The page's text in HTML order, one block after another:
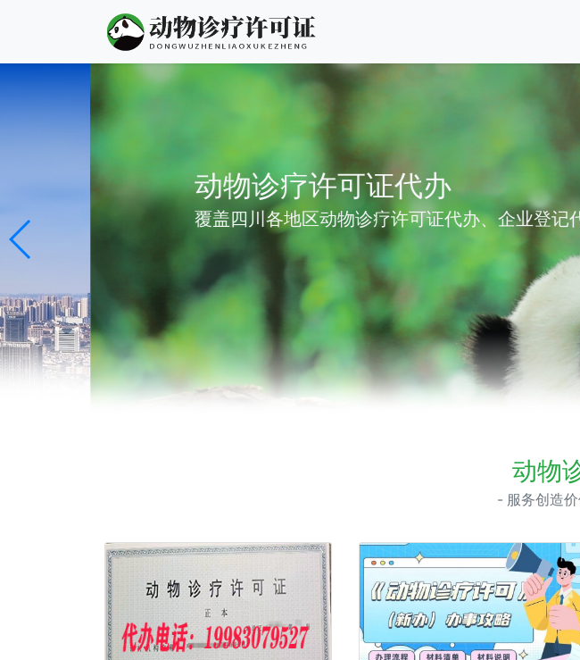
动物诊疗许可证代办
覆盖四川各地区动物诊疗许可证代办、企业登记代理
动物
- 服务创造